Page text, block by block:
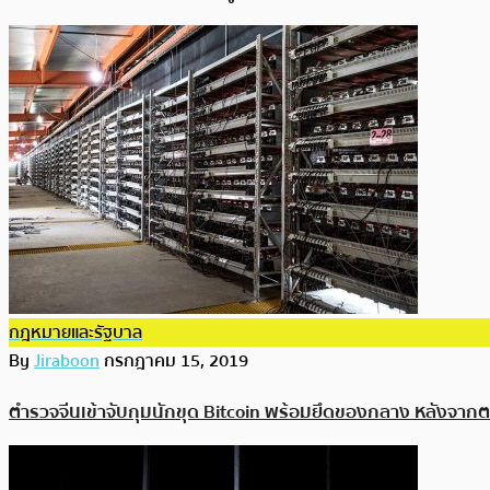
กฎหมายและรัฐบาล
ByJiraboonกรกฎาคม 15, 2019
ตำรวจจีนเข้าจับกุมนักขุด Bitcoin พร้อมยึดของกลาง หลังจาก